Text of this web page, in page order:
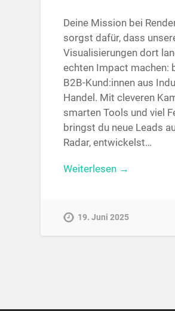
Deine Mission bei
sorgst dafür, dass
Visualisierungen dort
echten Impact machen:
B2B-Kund:innen aus
Handel. Mit cleveren
smarten Tools und viel
bringst du neue Leads
Radar, entwickelst…
Weiterlesen →
19. Juni 2025